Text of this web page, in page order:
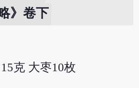
》卷下
克 大枣10枚